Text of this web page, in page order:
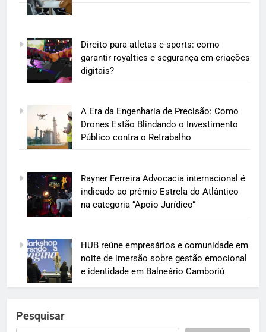
Direito para atletas e-sports: como
garantir royalties e segurança em criações
digitais?
A Era da Engenharia de Precisão: Como
Drones Estão Blindando o Investimento
Público contra o Retrabalho
Rayner Ferreira Advocacia internacional é
indicado ao prêmio Estrela do Atlântico
na categoria “Apoio Jurídico”
HUB reúne empresários e comunidade em
noite de imersão sobre gestão emocional
e identidade em Balneário Camboriú
Pesquisar